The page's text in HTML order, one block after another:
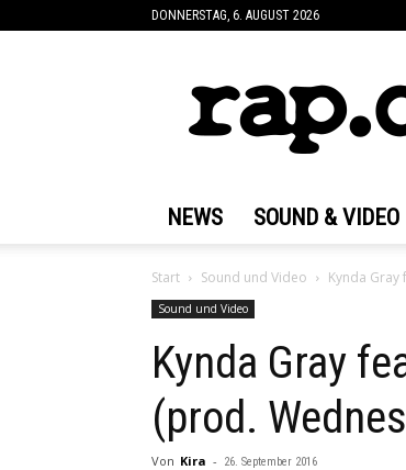
DONNERSTAG, 6. AUGUST 2026
NEWS SOUND & VIDEO
Start Sound und Video Kynda Gray
Sound und Video
Kynda Gray
(prod.
Von Kira - 26. September 2016